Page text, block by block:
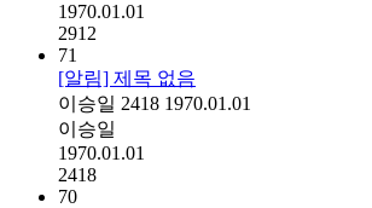
1970.01.01
2912
71
[알림] 제목 없음
이승일 2418 1970.01.01
이승일
1970.01.01
2418
70